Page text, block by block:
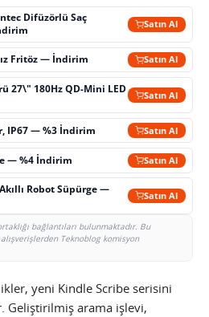
Difüzörlü Saç
Satın Al
Fritöz — İndirim Satın Al
27\" 180Hz QD-Mini LED
Satın Al
IP67 — %3 İndirim Satın Al
— %4 İndirim Satın Al
Robot Süpürge —
Satın Al
bağlantıları bulunmaktadır. Bu
Teknoblog komisyon
yeni Kindle Scribe serisini
Geliştirilmiş arama işlevi,